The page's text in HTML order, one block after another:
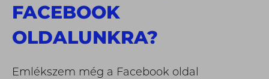
FACEBOOK
OLDALUNKRA?
Emlékszem még a Facebook oldal